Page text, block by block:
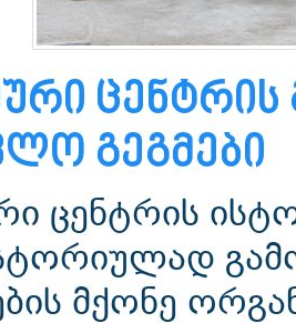
ცენტრის
გეგმები
ცენტრის
მქონე